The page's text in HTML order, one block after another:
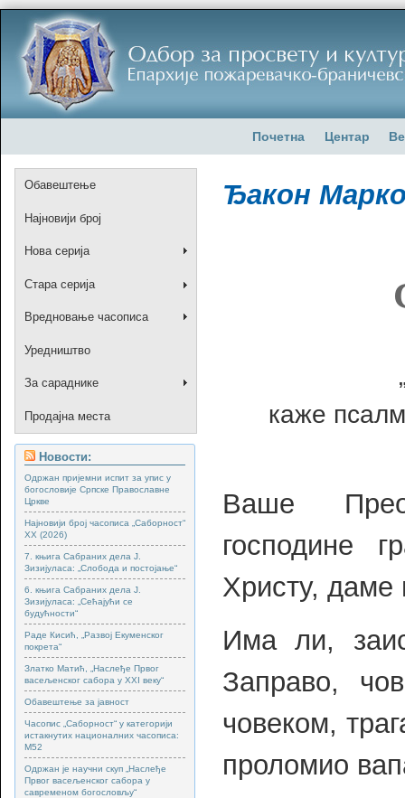
Почетна Центар
Обавештење
Најновији број
Нова серија
Стара серија
Вредновање часописа
Уредништво
За сараднике
Продајна места
Новости:
Одржан пријемни испит за упис у
богословије Српске Православне
Цркве
Најновији број часописа „Саборност“
XX (2026)
7. књига Сабраних дела Ј.
Зизијуласа: „Слобода и постојање“
6. књига Сабраних дела Ј.
Зизијуласа: „Сећајући се
будућности“
Раде Кисић, „Развој Екуменског
покрета“
Златко Матић, „Наслеђе Првог
васељенског сабора у XXI веку“
Обавештење за јавност
Часопис „Саборност“ у категорији
истакнутих националних часописа:
М52
Одржан је научни скуп „Наслеђе
Првог васељенског сабора у
савременом богословљу“
Ђакон
каже
Ваше
господине
Христу, даме
Има ли,
Заправо,
човеком,
проломио